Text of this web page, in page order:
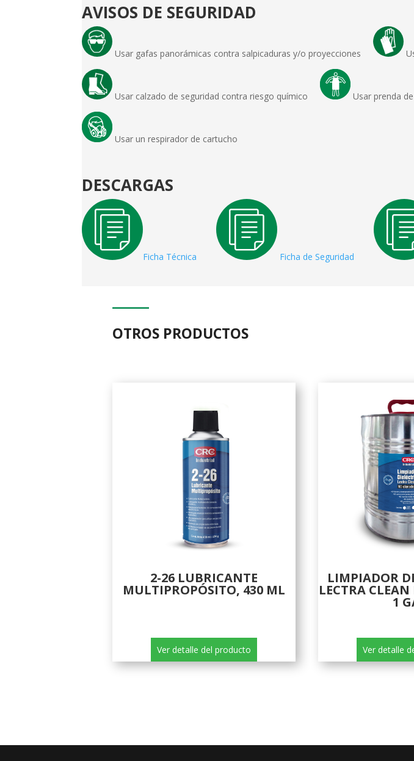
AVISOS DE SEGURIDAD
Usar gafas panorámicas contra salpicaduras y/o proyecciones
Usar calzado de seguridad contra riesgo químico Usar prenda
Usar un respirador de cartucho
DESCARGAS
Ficha Técnica Ficha de Seguridad
OTROS PRODUCTOS
2-26 LUBRICANTE
MULTIPROPÓSITO, 430 ML
Ver detalle del producto
LIMPIADOR
LECTRA
1
Ver detalle